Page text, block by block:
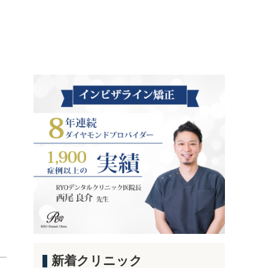
新着クリニック